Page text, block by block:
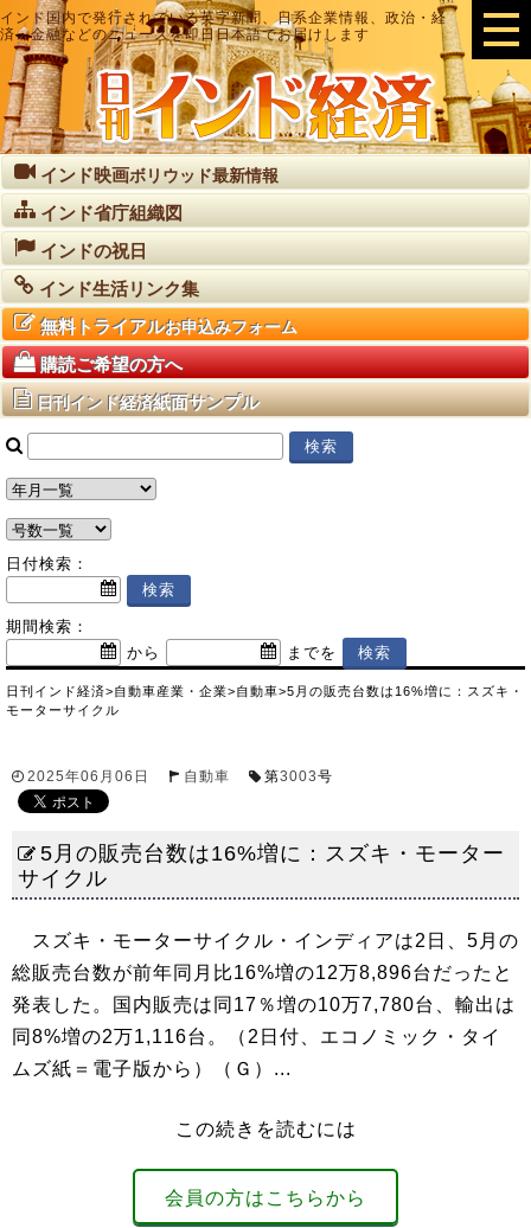
インド国内で発行されている英字新聞、日系企業情報、政治・経
済・金融などのニュースを即日日本語でお届けします
インド映画ボリウッド最新情報
インド省庁組織図
インドの祝日
インド生活リンク集
無料トライアルお申込みフォーム
購読ご希望の方へ
日刊インド経済紙面サンプル
日付検索：
期間検索：
から
までを
日刊インド経済>自動車産業・企業>自動車>5月の販売台数は16%増に：スズキ・
モーターサイクル
2025年06月06日 自動車 第3003号
5月の販売台数は16%増に：スズキ・モーター
サイクル
スズキ・モーターサイクル・インディアは2日、5月の
総販売台数が前年同月比16%増の12万8,896台だったと
発表した。国内販売は同17％増の10万7,780台、輸出は
同8%増の2万1,116台。（2日付、エコノミック・タイ
ムズ紙＝電子版から）（Ｇ）...
この続きを読むには
会員の方はこちらから